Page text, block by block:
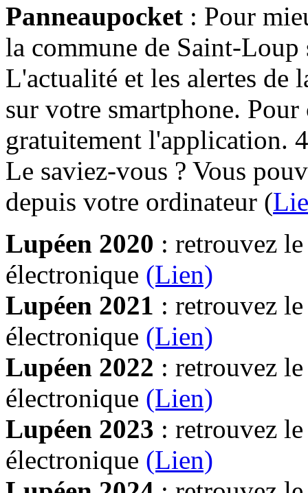
Panneaupocket : Pour
la commune de Saint-Loup
L'actualité et les alertes de
sur votre smartphone.
gratuitement l'application.
Le saviez-vous ? Vous
depuis votre ordinateur (
Lupéen 2020 : retrouvez
électronique (Lien)
Lupéen 2021 : retrouvez
électronique (Lien)
Lupéen 2022 : retrouvez
électronique (Lien)
Lupéen 2023 : retrouvez
électronique (Lien)